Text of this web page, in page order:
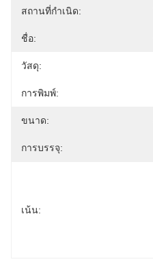
สถานที่กำเนิด:
ชื่อ:
วัสดุ:
การพิมพ์:
ขนาด:
การบรรจุ:
เน้น: